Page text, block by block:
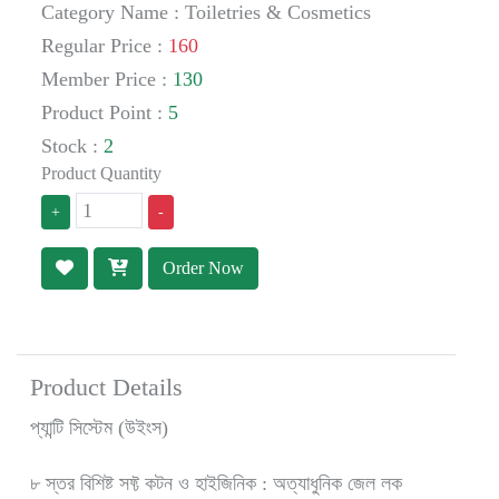
Category Name : Toiletries & Cosmetics
Regular Price : 160
Member Price : 130
Product Point : 5
Stock : 2
Product Quantity
+ -
Order Now
Product Details
প্যান্টি সিস্টেম (উইংস)
৮ স্তর বিশিষ্ট সফ্ট কটন ও হাইজিনিক : অত্যাধুনিক জেল লক